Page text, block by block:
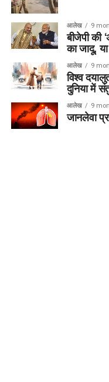
आलेख 9
बीजेपी की
का जादू,
आलेख 9
विश्व
दुनिया में
आलेख 9
जानलेवा